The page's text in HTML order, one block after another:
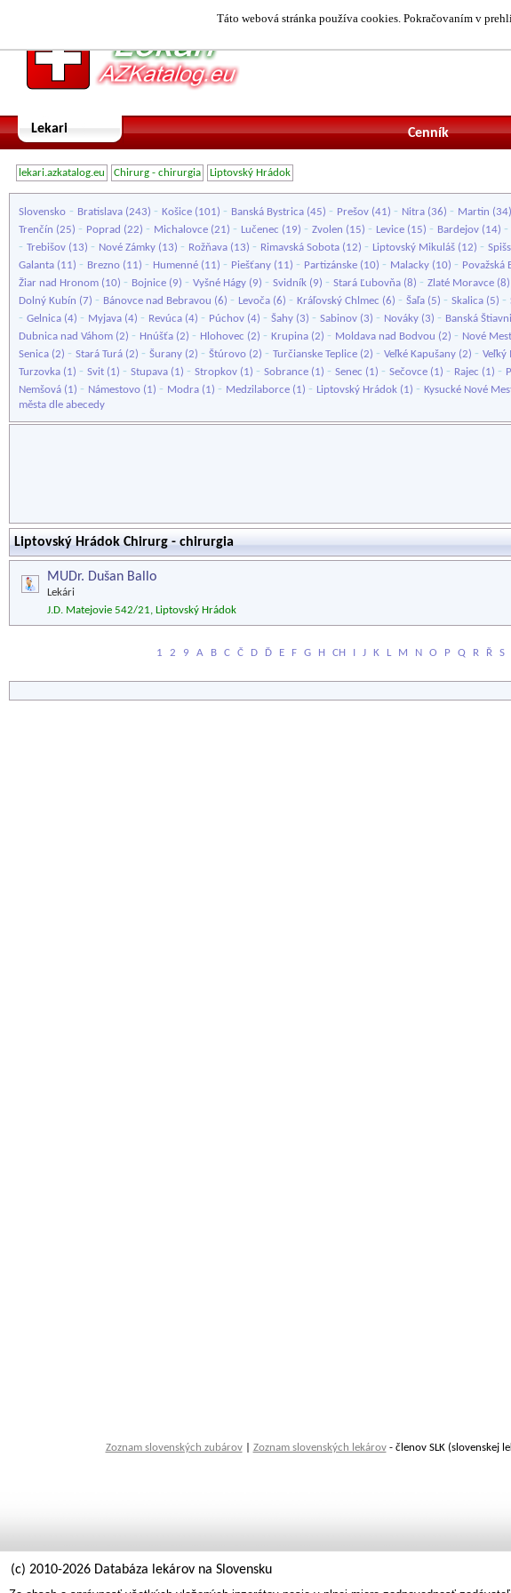
Táto webová stránka používa cookies. Pokračovaním v
Lekari Cenník
lekari.azkatalog.eu Chirurg - chirurgia Liptovský Hrádok
Slovensko - Bratislava (243) - Košice (101) - Banská Bystrica (45) - Prešov (41) - Nitra (36) - Martin (34)
Trenčín (25) - Poprad (22) - Michalovce (21) - Lučenec (19) - Zvolen (15) - Levice (15) - Bardejov (14) -
- Trebišov (13) - Nové Zámky (13) - Rožňava (13) - Rimavská Sobota (12) - Liptovský Mikuláš (12) -
Galanta (11) - Brezno (11) - Humenné (11) - Piešťany (11) - Partizánske (10) - Malacky (10) - Považská
Žiar nad Hronom (10) - Bojnice (9) - Vyšné Hágy (9) - Svidník (9) - Stará Ľubovňa (8) - Zlaté Moravce (8)
Dolný Kubín (7) - Bánovce nad Bebravou (6) - Levoča (6) - Kráľovský Chlmec (6) - Šaľa (5) - Skalica (5) -
- Gelnica (4) - Myjava (4) - Revúca (4) - Púchov (4) - Šahy (3) - Sabinov (3) - Nováky (3) - Banská
Dubnica nad Váhom (2) - Hnúšťa (2) - Hlohovec (2) - Krupina (2) - Moldava nad Bodvou (2) - Nové
Senica (2) - Stará Turá (2) - Šurany (2) - Štúrovo (2) - Turčianske Teplice (2) - Veľké Kapušany (2) - Veľký
Turzovka (1) - Svit (1) - Stupava (1) - Stropkov (1) - Sobrance (1) - Senec (1) - Sečovce (1) - Rajec (1) -
Nemšová (1) - Námestovo (1) - Modra (1) - Medzilaborce (1) - Liptovský Hrádok (1) - Kysucké Nové
města dle abecedy
Liptovský Hrádok Chirurg - chirurgia
MUDr. Dušan Ballo
Lekári
J.D. Matejovie 542/21, Liptovský Hrádok
1 2 9 A B C Č D Ď E F G H CH I J K L M N O P Q R Ř S
Zoznam slovenských zubárov| Zoznam slovenských lekárov- členov SLK (slovenskej
(c) 2010-2026 Databáza lekárov na Slovensku